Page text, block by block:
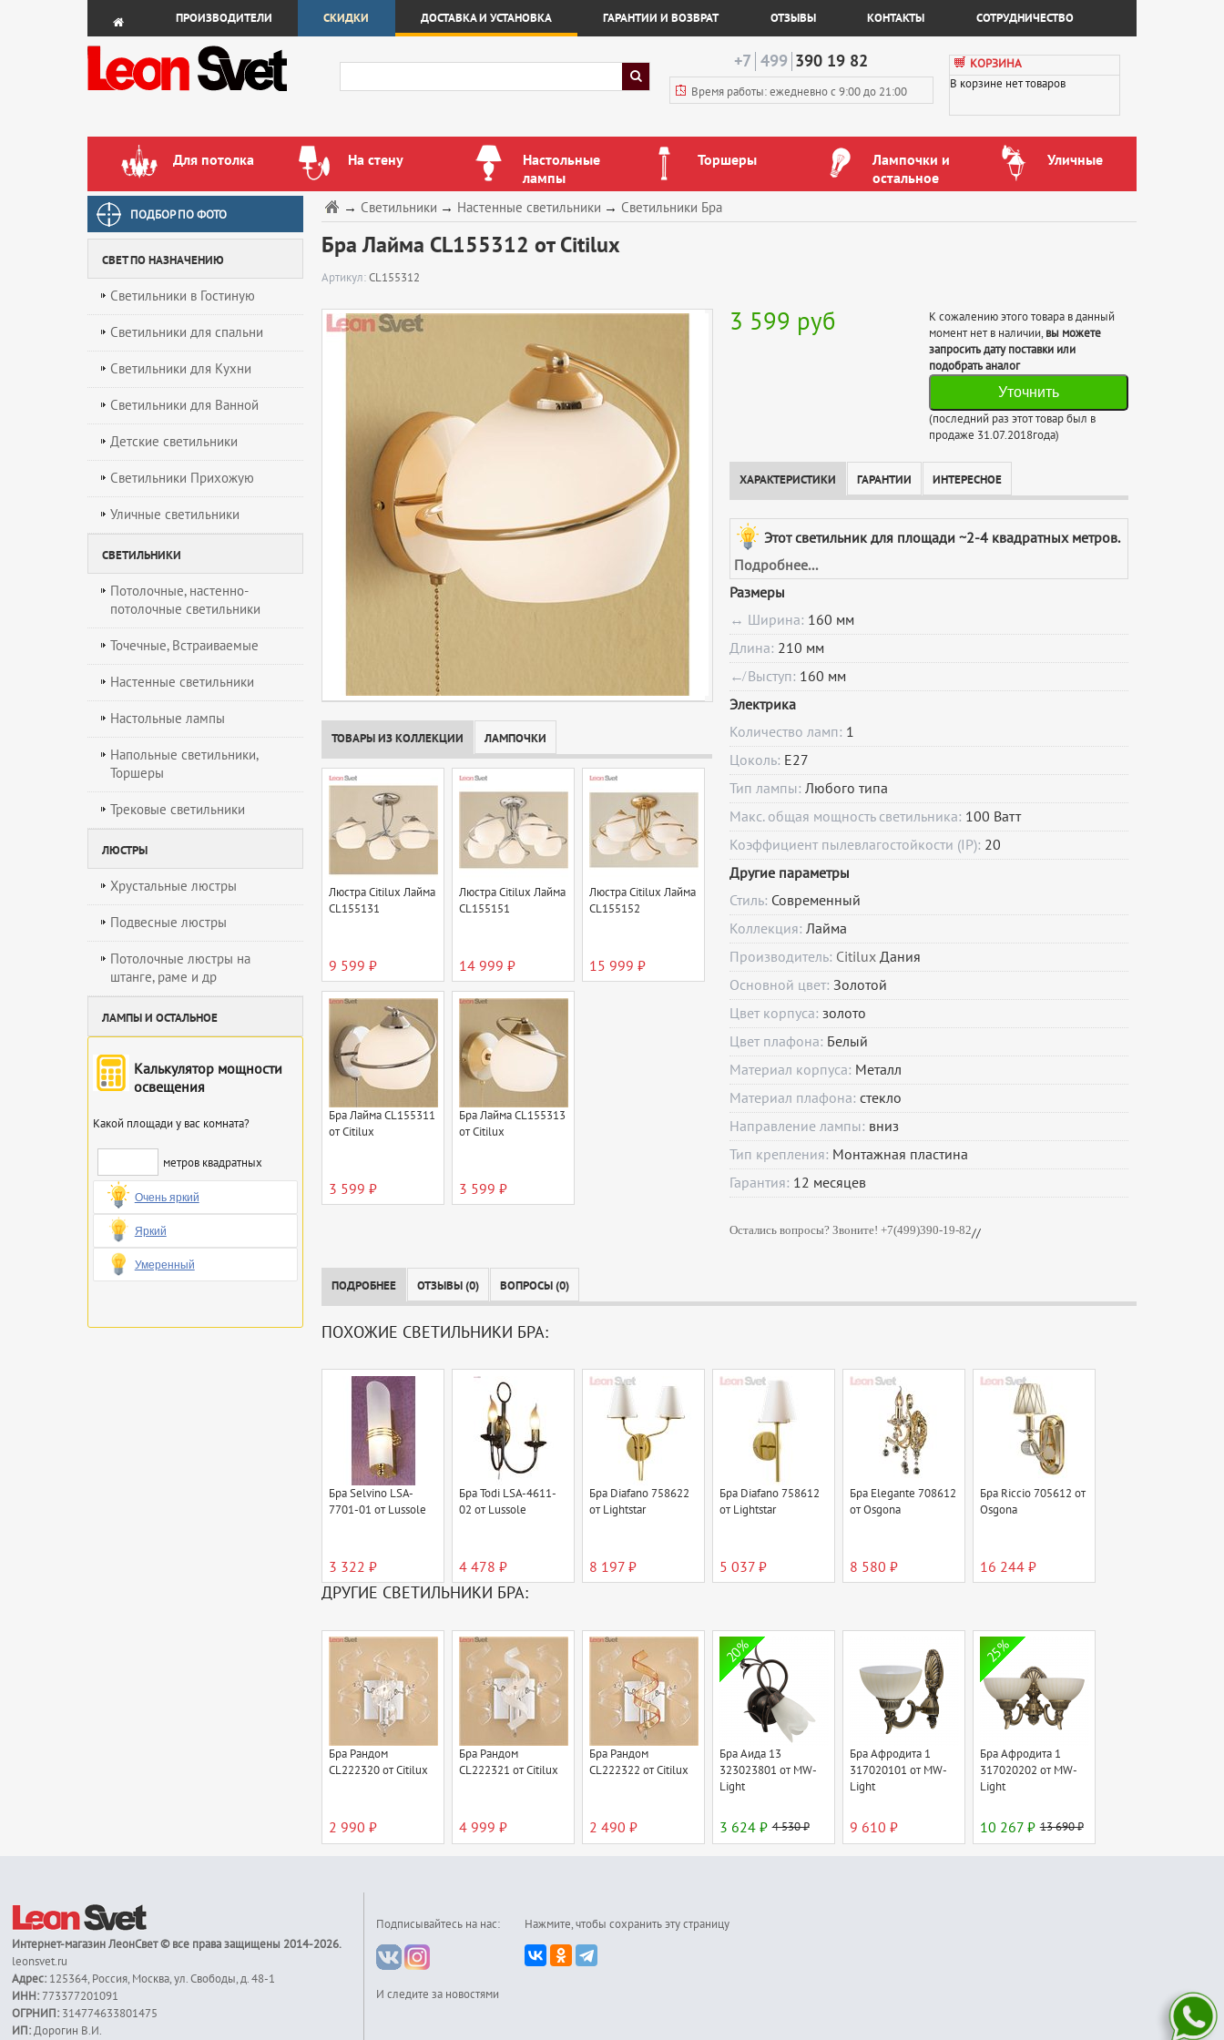
ПРОИЗВОДИТЕЛИ СКИДКИ ДОСТАВКА И УСТАНОВКА ГАРАНТИИ И ВОЗВРАТ ОТЗЫВЫ КОНТАКТЫ СОТРУДНИЧЕСТВО
+7 499 390 19 82
Время работы: ежедневнос 9:00 до 21:00
КОРЗИНА
В корзине нет товаров
Для потолка На стену
Настольные
лампы
Торшеры
Лампочки и
остальное
Уличные
ПОДБОР ПО ФОТО
СВЕТ ПО НАЗНАЧЕНИЮ
Светильники в Гостиную
Светильники для спальни
Светильники для Кухни
Светильники для Ванной
Детские светильники
Светильники Прихожую
Уличные светильники
СВЕТИЛЬНИКИ
Потолочные, настенно-
потолочные светильники
Точечные, Встраиваемые
Настенные светильники
Настольные лампы
Напольные светильники,
Торшеры
Трековые светильники
ЛЮСТРЫ
Хрустальные люстры
Подвесные люстры
Потолочные люстры на
штанге, раме и др
ЛАМПЫ И ОСТАЛЬНОЕ
Калькулятор мощности
освещения
Какой площади у вас комната?
метров квадратных
Очень яркий
Яркий
Умеренный
→ Светильники Бра
→ Настенные светильники
→ Светильники
Бра Лайма CL155312 от Citilux
Артикул:CL155312
ТОВАРЫ ИЗ КОЛЛЕКЦИИ ЛАМПОЧКИ
Люстра Citilux Лайма
CL155131
9 599 ₽
Люстра Citilux Лайма
CL155151
14 999 ₽
Люстра Citilux Лайма
CL155152
15 999 ₽
Бра Лайма CL155311
от Citilux
3 599 ₽
Бра Лайма CL155313
от Citilux
3 599 ₽
3 599 руб
К сожалению этого товара в данный
момент нет в наличии, вы можете
запросить дату поставки или
подобрать аналог
Уточнить
(последний раз этот товар был в
продаже 31.07.2018года)
ХАРАКТЕРИСТИКИ ГАРАНТИИ ИНТЕРЕСНОЕ
Этот светильник для площади ~2-4 квадратных метров.
Подробнее...
Размеры
↔ Ширина: 160 мм
Длина: 210 мм
↚ Выступ: 160 мм
Электрика
Количество ламп: 1
Цоколь: E27
Тип лампы: Любого типа
Макс. общая мощность светильника: 100 Ватт
Коэффициент пылевлагостойкости (IP): 20
Другие параметры
Стиль: Современный
Коллекция: Лайма
Производитель: CitiluxДания
Основной цвет: Золотой
Цвет корпуса: золото
Цвет плафона: Белый
Материал корпуса: Металл
Материал плафона: стекло
Направление лампы: вниз
Тип крепления: Монтажная пластина
Гарантия: 12 месяцев
Остались вопросы? Звоните! +7(499)390-19-82//
ПОДРОБНЕЕ ОТЗЫВЫ (0) ВОПРОСЫ (0)
ПОХОЖИЕ СВЕТИЛЬНИКИ БРА:
Бра Selvino LSA-
7701-01 от Lussole
3 322 ₽
Бра Todi LSA-4611-
02 от Lussole
4 478 ₽
Бра Diafano 758622
от Lightstar
8 197 ₽
Бра Diafano 758612
от Lightstar
5 037 ₽
Бра Elegante 708612
от Osgona
8 580 ₽
Бра Riccio 705612 от
Osgona
16 244 ₽
ДРУГИЕ СВЕТИЛЬНИКИ БРА:
Бра Рандом
CL222320 от Citilux
2 990 ₽
Бра Рандом
CL222321 от Citilux
4 999 ₽
Бра Рандом
CL222322 от Citilux
2 490 ₽
20%
Бра Аида 13
323023801 от MW-
Light
3 624 ₽ 4 530 ₽
Бра Афродита 1
317020101 от MW-
Light
9 610 ₽
25%
Бра Афродита 1
317020202 от MW-
Light
10 267 ₽ 13 690 ₽
Интернет-магазинЛеонСвет© все права защищены 2014-2026.
leonsvet.ru
Адрес: 125364, Россия, Москва,ул. Свободы, д. 48-1
ИНН:773377201091
ОГРНИП: 314774633801475
ИП:Дорогин В.И.
Подписывайтесь на нас:
И следите за новостями
Нажмите, чтобы сохранить эту страницу